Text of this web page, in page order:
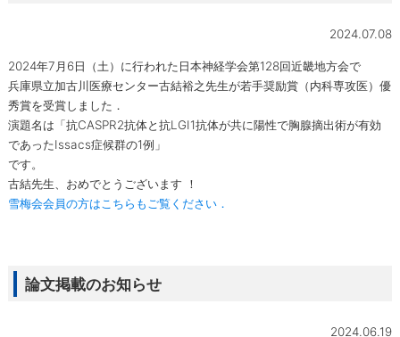
2024.07.08
2024年7月6日（土）に行われた日本神経学会第128回近畿地方会で
兵庫県立加古川医療センター古結裕之先生が若手奨励賞（内科専攻医）優
秀賞を受賞しました．
演題名は「抗CASPR2抗体と抗LGI1抗体が共に陽性で胸腺摘出術が有効
であったIssacs症候群の1例」
です。
古結先生、おめでとうございます ！
雪梅会会員の方はこちらもご覧ください．
論文掲載のお知らせ
2024.06.19